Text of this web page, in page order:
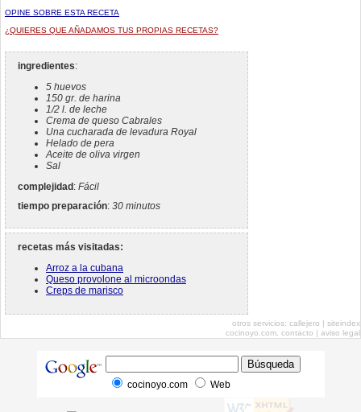
OPINE SOBRE ESTA RECETA
¿QUIERES QUE AÑADAMOS TUS PROPIAS RECETAS?
ingredientes:
5 huevos
150 gr. de harina
1/2 l. de leche
Crema de queso Cabrales
Una cucharada de levadura Royal
Helado de pera
Aceite de oliva virgen
Sal
complejidad : Fácil
tiempo preparación: 30 minutos
recetas más visitadas:
Arroz a la cubana
Queso provolone al microondas
Creps de marisco
otros servicios: callejero | siteindex
cocinoyo.com, contacto | aviso legal
cocinoyo.com Web